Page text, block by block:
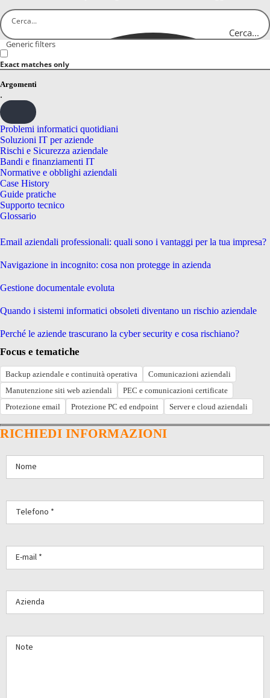
Cerca...
Generic filters
Exact matches only
Argomenti
.
Problemi informatici quotidiani
Soluzioni IT per aziende
Rischi e Sicurezza aziendale
Bandi e finanziamenti IT
Normative e obblighi aziendali
Case History
Guide pratiche
Supporto tecnico
Glossario
Email aziendali professionali: quali sono i vantaggi per la tua impresa?
Navigazione in incognito: cosa non protegge in azienda
Gestione documentale evoluta
Quando i sistemi informatici obsoleti diventano un rischio aziendale
Perché le aziende trascurano la cyber security e cosa rischiano?
Focus e tematiche
Backup aziendale e continuità operativa
Comunicazioni aziendali
Manutenzione siti web aziendali
PEC e comunicazioni certificate
Protezione email
Protezione PC ed endpoint Server e cloud aziendali
RICHIEDI INFORMAZIONI